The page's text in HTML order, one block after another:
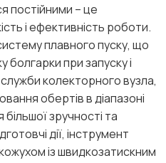
постійними – це
і ефективність роботи.
плавного пуску, що
болгарки при запуску і
колекторного вузла,
обертів в діапазоні
зручності та
дії, інструмент
із швидкозатискним